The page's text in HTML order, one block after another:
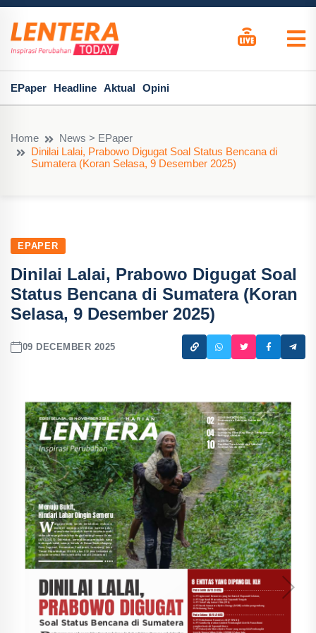
EPaper Headline Aktual Opini
Home
News > EPaper
Dinilai Lalai, Prabowo Digugat Soal Status Bencana di
Sumatera (Koran Selasa, 9 Desember 2025)
EPAPER
Dinilai Lalai, Prabowo Digugat Soal
Status Bencana di Sumatera (Koran
Selasa, 9 Desember 2025)
09 DECEMBER 2025